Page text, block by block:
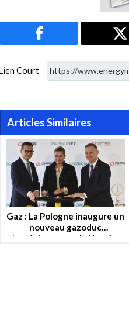
Court
Articles Similaires
Gaz : La Pologne inaugure un
nouveau gazoduc
stratégique avec la Norvège